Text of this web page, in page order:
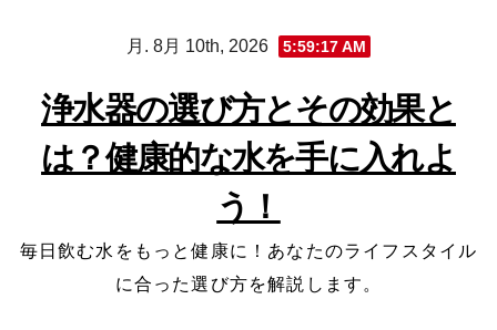
月. 8月 10th, 2026 5:59:18 AM
浄水器の選び方とその効果と
は？健康的な水を手に入れよ
う！
毎日飲む水をもっと健康に！あなたのライフスタイル
に合った選び方を解説します。